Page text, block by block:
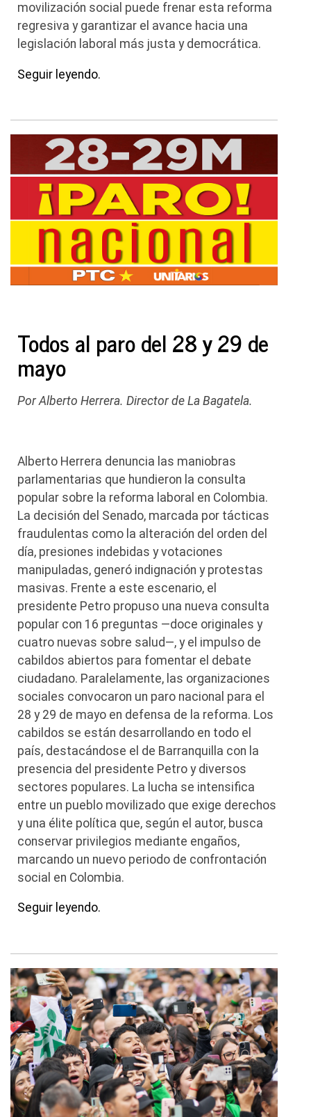
movilización social puede frenar esta reforma
regresiva y garantizar el avance hacia una
legislación laboral más justa y democrática.
Seguir leyendo.
Todos al paro del 28 y 29 de
mayo
Por Alberto Herrera. Director de La Bagatela.
Alberto Herrera denuncia las maniobras
parlamentarias que hundieron la consulta
popular sobre la reforma laboral en Colombia.
La decisión del Senado, marcada por tácticas
fraudulentas como la alteración del orden del
día, presiones indebidas y votaciones
manipuladas, generó indignación y protestas
masivas. Frente a este escenario, el
presidente Petro propuso una nueva consulta
popular con 16 preguntas —doce originales y
cuatro nuevas sobre salud—, y el impulso de
cabildos abiertos para fomentar el debate
ciudadano. Paralelamente, las organizaciones
sociales convocaron un paro nacional para el
28 y 29 de mayo en defensa de la reforma. Los
cabildos se están desarrollando en todo el
país, destacándose el de Barranquilla con la
presencia del presidente Petro y diversos
sectores populares. La lucha se intensifica
entre un pueblo movilizado que exige derechos
y una élite política que, según el autor, busca
conservar privilegios mediante engaños,
marcando un nuevo periodo de confrontación
social en Colombia.
Seguir leyendo.